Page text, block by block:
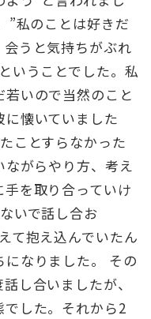
”私のことは好きだ
うと気持ちがぶれ
いうことでした。私
いので当然のこと
懐いていました
ことすらなかった
ながらやり方、考え
を取り合っていけ
いで話し合お
て抱え込んでいたん
なりました。 その
し合いましたが、
した。それから2